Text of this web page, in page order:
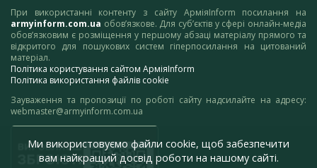
При використанні контенту з сайту АрміяInform посилання на
armyinform.com.ua обов’язкове. Для суб’єктів у сфері онлайн-медіа
обов’язковим є розміщення у першому абзаці матеріалу прямого та
відкритого для пошукових систем гіперпосилання на цитований
матеріал.
Політика користування сайтом АрміяInform
Політика використання файлів cookie
Зауваження та пропозиції по роботі сайту надсилайте на адресу:
webmaster@armyinform.com.ua
Ми використовуємо файли cookie, щоб забезпечити
вам найкращий досвід роботи на нашому сайті.